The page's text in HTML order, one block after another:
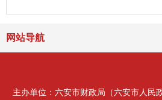
网站导航
主办单位：六安市财政局（六安市人民